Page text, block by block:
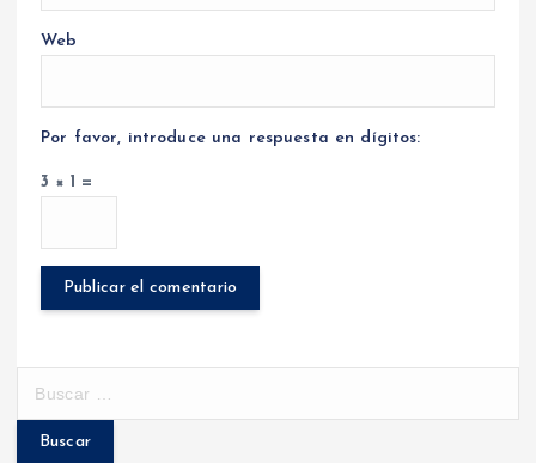
Web
Por favor, introduce una respuesta en dígitos:
3 × 1 =